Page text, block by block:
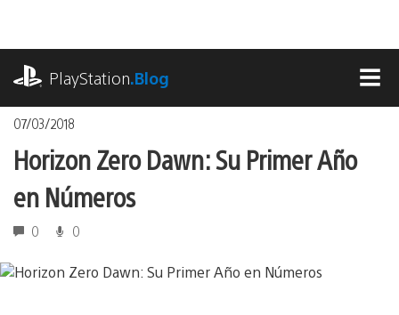
contenido
PlayStation.Blog
07/03/2018
Horizon Zero Dawn: Su Primer Año
en Números
0 0